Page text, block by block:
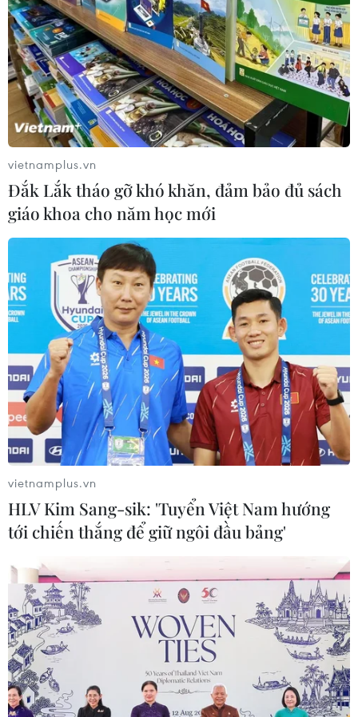
Nam qua chuyển phát nhanh.
Công an TP.HCM triệt phá một đường dây
buôn bán ma túy tinh vi
12/11/2016 07:37
Công an quận 5 đã bàn giao hai đối tượng cùng hồ sơ
vụ án cho Phòng Cảnh sát điều tra tội phạm về ma túy
(PC47) Công an TP.HCM để điều tra về hành vi mua
bán trái phép chất ma túy.
vietnamplus.vn
Đắk Lắk tháo gỡ khó khăn, đảm bảo đủ sách
giáo khoa cho năm học mới
vietnamplus.vn
HLV Kim Sang-sik: 'Tuyển Việt Nam hướng
tới chiến thắng để giữ ngôi đầu bảng'